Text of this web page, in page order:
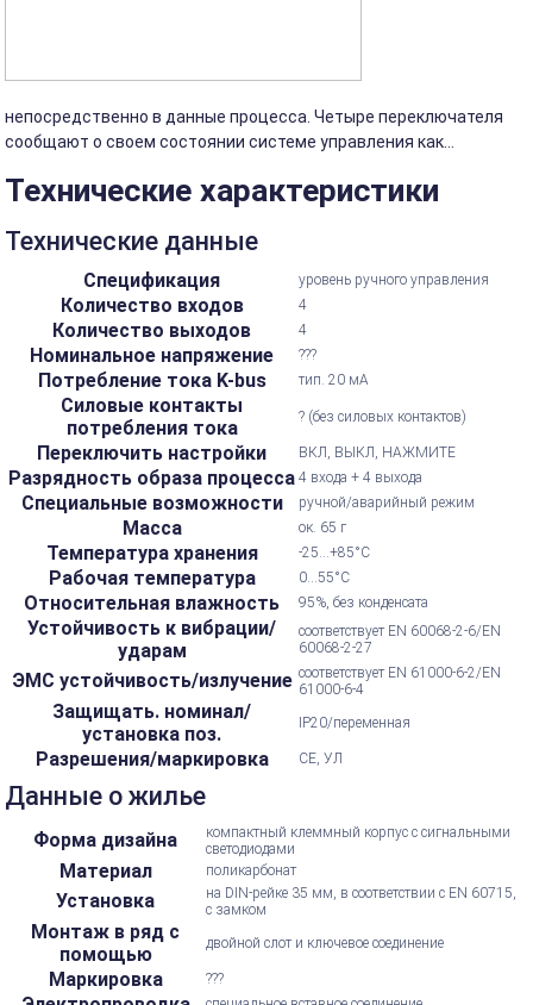
непосредственно в данные процесса. Четыре переключателя
сообщают о своем состоянии системе управления как...
Технические характеристики
Технические данные
Спецификация уровень ручного управления
Количество входов 4
Количество выходов 4
Номинальное напряжение ???
Потребление тока K-bus тип. 20 мА
Силовые контакты
потребления тока
? (без силовых контактов)
Переключить настройки ВКЛ, ВЫКЛ, НАЖМИТЕ
Разрядность образа процесса 4 входа + 4 выхода
Специальные возможности ручной/аварийный режим
Масса ок. 65 г
Температура хранения -25...+85°С
Рабочая температура 0...55°С
Относительная влажность 95%, без конденсата
Устойчивость к вибрации/
ударам
соответствует EN 60068-2-6/EN
60068-2-27
ЭМС устойчивость/излучение соответствует EN 61000-6-2/EN
61000-6-4
Защищать. номинал/
установка поз.
IP20/переменная
Разрешения/маркировка CE, УЛ
Данные о жилье
Форма дизайна
компактный клеммный корпус с сигнальными
светодиодами
Материал поликарбонат
Установка
на DIN-рейке 35 мм, в соответствии с EN 60715,
с замком
Монтаж в ряд с
помощью
двойной слот и ключевое соединение
Маркировка ???